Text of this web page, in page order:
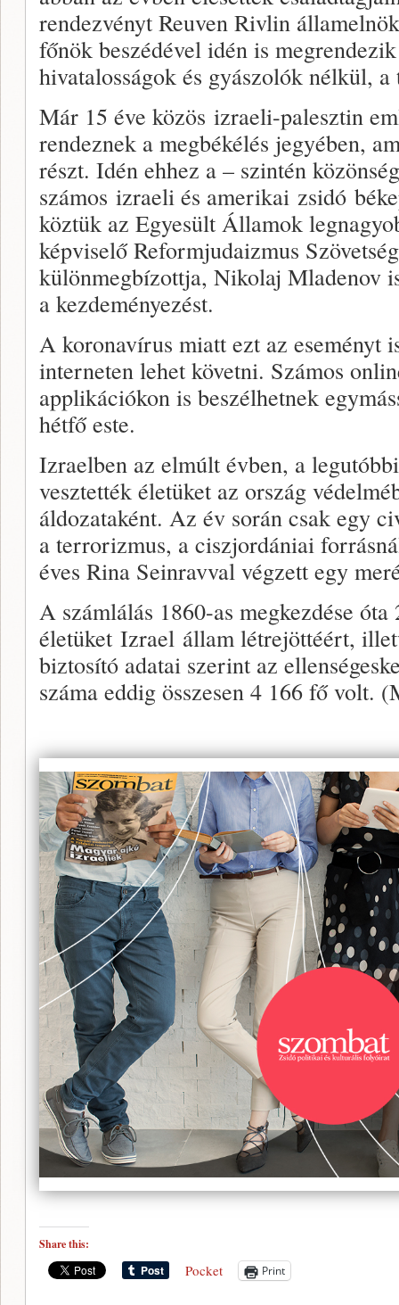
rendezvényt Reuven Rivlin
főnök beszédével idén is
hivatalosságok és gyászolók nélkül,
Már 15 éve közös izraeli-palesztin
rendeznek a megbékélés jegyében,
részt. Idén ehhez a – szintén
számos izraeli és amerikai zsidó
köztük az Egyesült Államok
képviselő Reformjudaizmus
különmegbízottja, Nikolaj Mladenov
a kezdeményezést.
A koronavírus miatt ezt az eseményt
interneten lehet követni. Számos
applikációkon is beszélhetnek
hétfő este.
Izraelben az elmúlt évben, a
vesztették életüket az ország
áldozataként. Az év során csak egy
a terrorizmus, a ciszjordániai
éves Rina Seinravval végzett egy
A számlálás 1860-as megkezdése
életüket Izrael állam létrejöttéért,
biztosító adatai szerint az
száma eddig összesen 4 166 fő volt.
Share this:
Pocket Print